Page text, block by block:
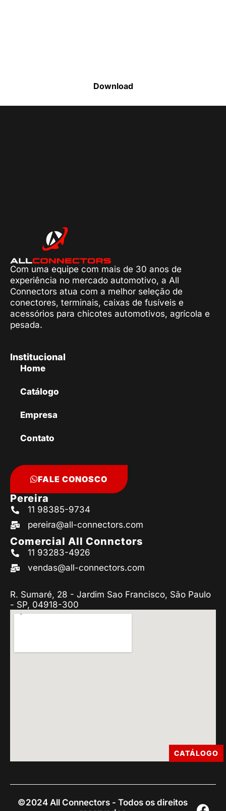
Download
Com uma equipe com mais de 30 anos de
experiência no mercado automotivo, a All
Connectors atua com a melhor seleção de
conectores, terminais, caixas de fusíveis e
acessórios para chicotes automotivos, agrícola e
pesada.
Institucional
Home
Catálogo
Empresa
Contato
FALE CONOSCO
Pereira
11 98385-9734
pereira@all-connectors.com
Comercial All Connctors
11 93283-4926
vendas@all-connectors.com
R. Sumaré, 28 - Jardim Sao Francisco, São Paulo
- SP, 04918-300
©2024 All Connectors - Todos os direitos
CATÁLOGO